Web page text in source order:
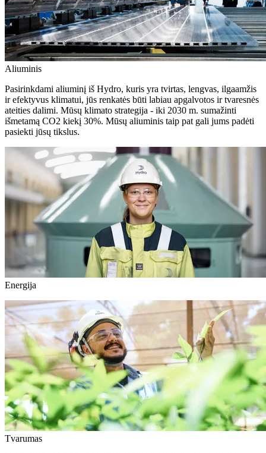
Aliuminis
Pasirinkdami aliuminį iš Hydro, kuris yra tvirtas, lengvas, ilgaamžis
ir efektyvus klimatui, jūs renkatės būti labiau apgalvotos ir tvaresnės
ateities dalimi. Mūsų klimato strategija - iki 2030 m. sumažinti
išmetamą CO2 kiekį 30%. Mūsų aliuminis taip pat gali jums padėti
pasiekti jūsų tikslus.
Energija
Tvarumas